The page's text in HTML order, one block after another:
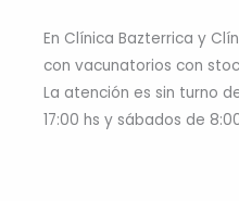
En Clínica Bazterrica y
con vacunatorios con
La atención es sin turno
17:00 hs y sábados de